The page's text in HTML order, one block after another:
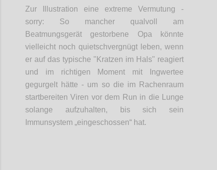
Zur Illustration eine extreme Vermutung -
sorry: So mancher qualvoll am
Beatmungsgerät gestorbene Opa könnte
vielleicht noch quietschvergnügt leben, wenn
er auf das typische "Kratzen im Hals" reagiert
und im richtigen Moment mit Ingwertee
gegurgelt hätte - um so die im Rachenraum
startbereiten Viren vor dem Run in die Lunge
solange aufzuhalten,
bis sich sein
Immunsystem „eingeschossen“ hat.